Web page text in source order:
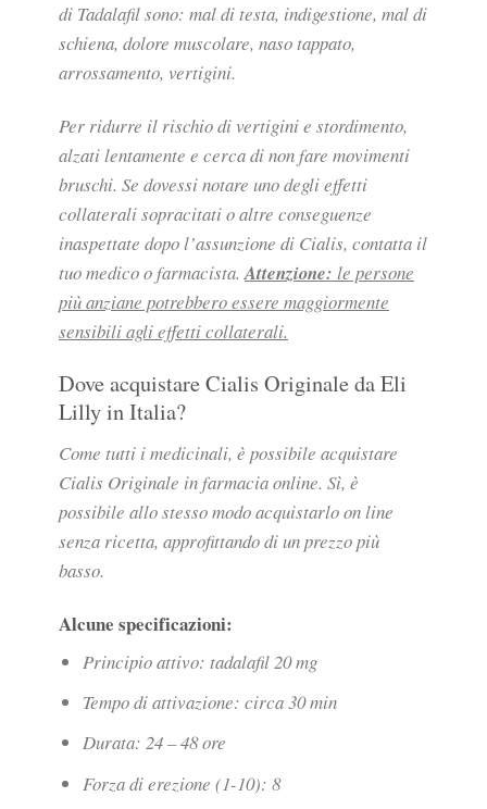
di Tadalafil sono: mal di testa, indigestione, mal di
schiena, dolore muscolare, naso tappato,
arrossamento, vertigini.
Per ridurre il rischio di vertigini e stordimento,
alzati lentamente e cerca di non fare movimenti
bruschi. Se dovessi notare uno degli effetti
collaterali sopracitati o altre conseguenze
inaspettate dopo l’assunzione di Cialis, contatta il
tuo medico o farmacista.Attenzione: le persone
più anziane potrebbero essere maggiormente
sensibili agli effetti collaterali.
Dove acquistare Cialis Originale da Eli
Lilly in Italia?
Come tutti i medicinali, è possibile acquistare
Cialis Originale in farmacia online. Sì, è
possibile allo stesso modo acquistarlo on line
senza ricetta, approfittando di un prezzo più
basso.
Alcune specificazioni:
Principio attivo: tadalafil 20 mg
Tempo di attivazione: circa 30 min
Durata: 24 – 48 ore
Forza di erezione (1-10): 8